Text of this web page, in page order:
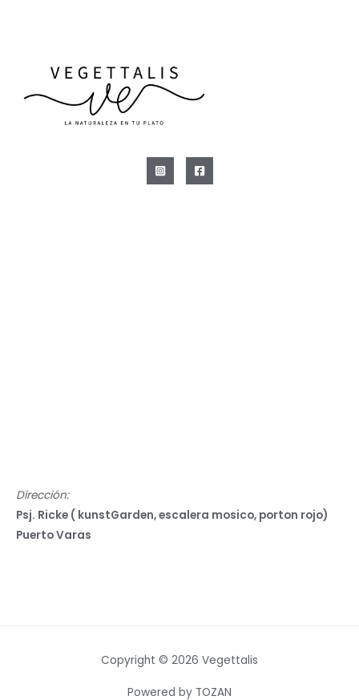
Dirección:
Psj. Ricke ( kunstGarden, escalera mosico, porton rojo)
Puerto Varas
Copyright © 2026 Vegettalis
Powered by TOZAN